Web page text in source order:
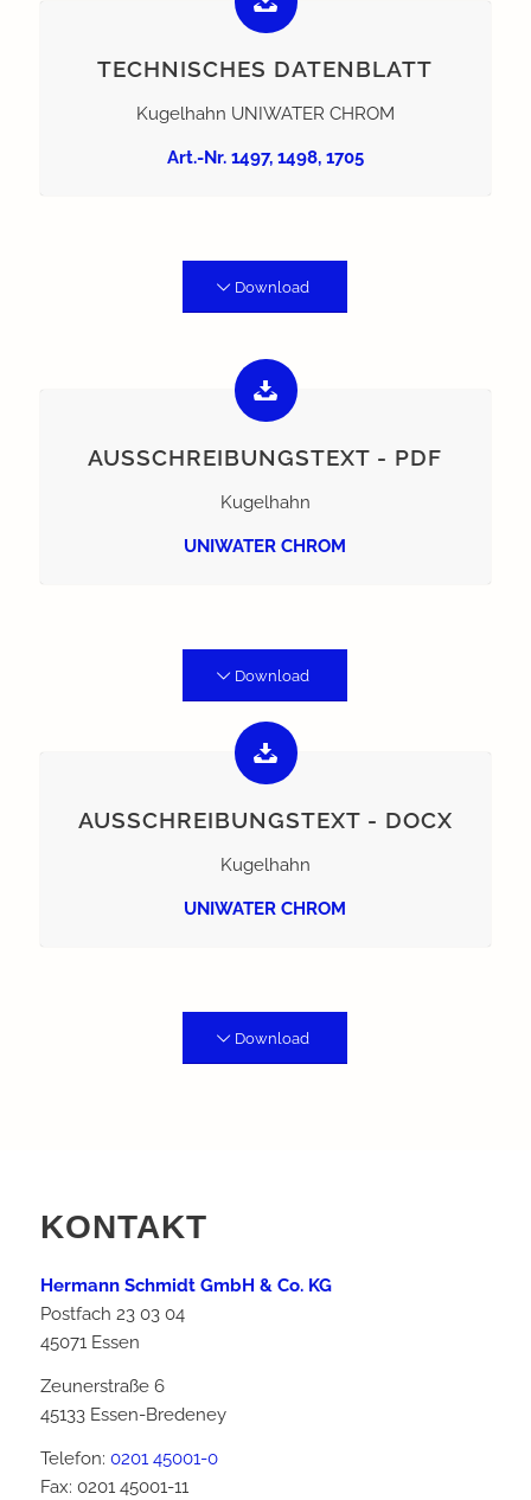
TECHNISCHES DATENBLATT
Kugelhahn UNIWATER CHROM
Art.-Nr. 1497, 1498, 1705
Download
AUSSCHREIBUNGSTEXT - PDF
Kugelhahn
UNIWATER CHROM
Download
AUSSCHREIBUNGSTEXT - DOCX
Kugelhahn
UNIWATER CHROM
Download
KONTAKT
Hermann Schmidt GmbH & Co. KG
Postfach 23 03 04
45071 Essen
Zeunerstraße 6
45133 Essen-Bredeney
Telefon: 0201 45001-0
Fax: 0201 45001-11